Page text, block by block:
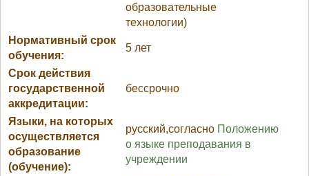
образовательные
технологии)
Нормативный срок
обучения:
5 лет
Срок действия
государственной
аккредитации:
бессрочно
Языки, на которых
осуществляется
образование
(обучение):
русский,согласно Положению
о языке преподавания в
учреждении